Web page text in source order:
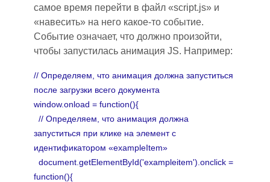
самое время перейти в файл «script.js» и
«навесить» на него какое-то событие.
Событие означает, что должно произойти,
чтобы запустилась анимация JS. Например:
// Определяем, что анимация должна запуститься
после загрузки всего документа
window.onload = function(){
// Определяем, что анимация должна
запуститься при клике на элемент с
идентификатором «exampleItem»
document.getElementById('exampleitem').onclick =
function(){